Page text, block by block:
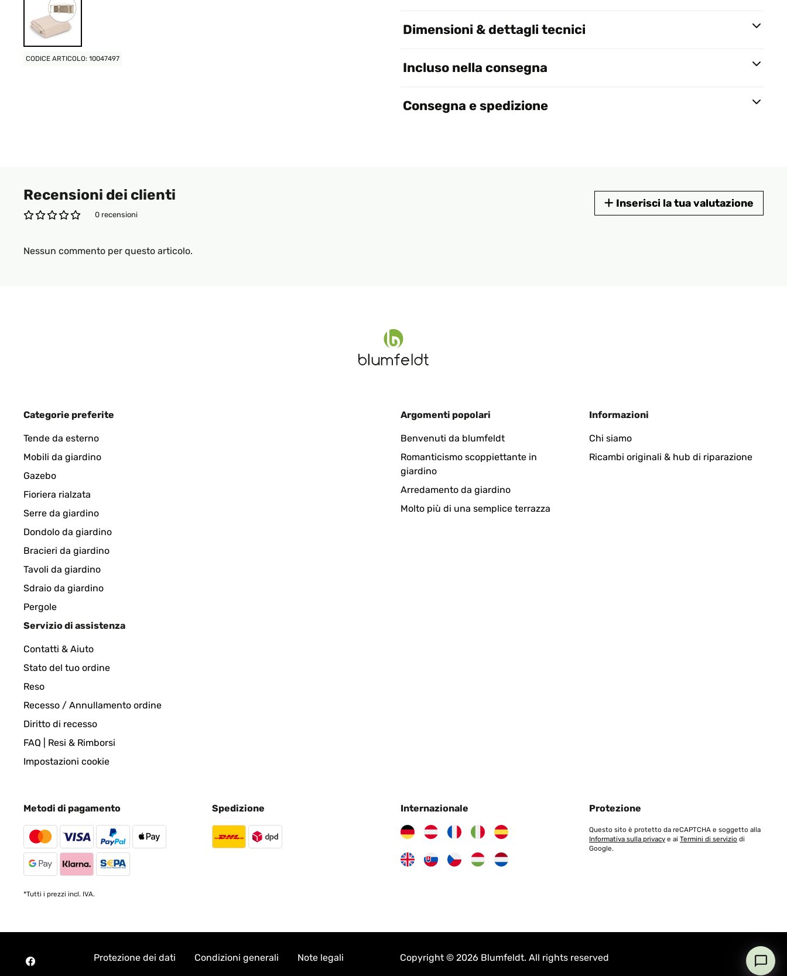
CODICE ARTICOLO: 10047497
Dimensioni & dettagli tecnici
Incluso nella consegna
Consegna e spedizione
Recensioni dei clienti
0 recensioni
Inserisci la tua valutazione
Nessun commento per questo articolo.
Categorie preferite
Tende da esterno
Mobili da giardino
Gazebo
Fioriera rialzata
Serre da giardino
Dondolo da giardino
Bracieri da giardino
Tavoli da giardino
Sdraio da giardino
Pergole
Argomenti popolari
Benvenuti da blumfeldt
Romanticismo scoppiettante in
giardino
Arredamento da giardino
Molto più di una semplice terrazza
Informazioni
Chi siamo
Ricambi originali & hub di riparazione
Servizio di assistenza
Contatti & Aiuto
Stato del tuo ordine
Reso
Recesso / Annullamento ordine
Diritto di recesso
FAQ | Resi & Rimborsi
Impostazioni cookie
Metodi di pagamento
*Tutti i prezzi incl. IVA.
Spedizione Internazionale Protezione
Questo sito è protetto da reCAPTCHA e soggetto alla
Informativa sulla privacy e ai Termini di servizio di
Google.
Protezione dei dati Condizioni generali Note legali Copyright © 2026 Blumfeldt. All rights reserved